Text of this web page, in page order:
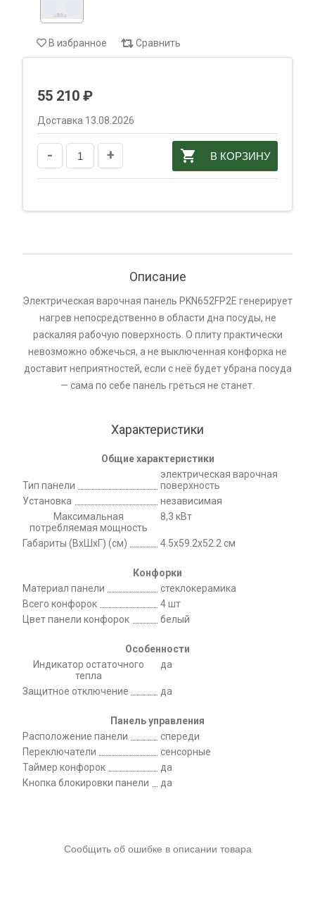
В избранное Сравнить
55 210 ₽
Доставка 13.08.2026
- + В КОРЗИНУ
Описание
Электрическая варочная панель PKN652FP2E генерирует
нагрев непосредственно в области дна посуды, не
раскаляя рабочую поверхность. О плиту практически
невозможно обжечься, а не выключенная конфорка не
доставит неприятностей, если с неё будет убрана посуда
— сама по себе панель греться не станет.
Характеристики
Общие характеристики
Тип панели
электрическая варочная
поверхность
Установка
независимая
Максимальная
потребляемая мощность
8,3 кВт
Габариты (ВхШхГ) (см) 4.5x59.2x52.2 см
Конфорки
Материал панели
стеклокерамика
Всего конфорок
4 шт
Цвет панели конфорок
белый
Особенности
Индикатор остаточного
тепла
да
Защитное отключение да
Панель управления
Расположение панели
спереди
Переключатели
сенсорные
Таймер конфорок
да
Кнопка блокировки панели
да
Сообщить об ошибке в описании товара